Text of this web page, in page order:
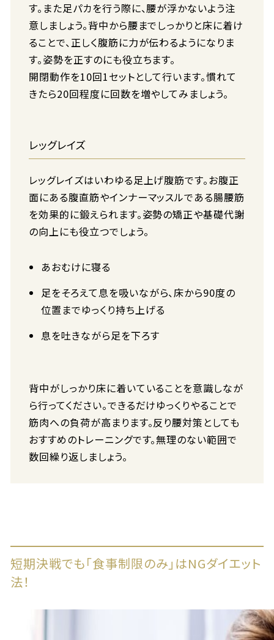
す。また足パカを行う際に、腰が浮かないよう注
意しましょう。背中から腰までしっかりと床に着け
ることで、正しく腹筋に力が伝わるようになりま
す。姿勢を正すのにも役立ちます。
開閉動作を10回1セットとして行います。慣れて
きたら20回程度に回数を増やしてみましょう。
レッグレイズ
レッグレイズはいわゆる足上げ腹筋です。お腹正
面にある腹直筋やインナーマッスルである腸腰筋
を効果的に鍛えられます。姿勢の矯正や基礎代謝
の向上にも役立つでしょう。
あおむけに寝る
足をそろえて息を吸いながら、床から90度の
位置までゆっくり持ち上げる
息を吐きながら足を下ろす
背中がしっかり床に着いていることを意識しなが
ら行ってください。できるだけゆっくりやることで
筋肉への負荷が高まります。反り腰対策としても
おすすめのトレーニングです。無理のない範囲で
数回繰り返しましょう。
短期決戦でも「食事制限のみ」はNGダイエット
法！